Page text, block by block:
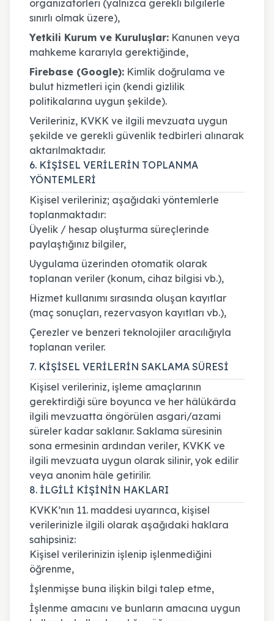
organizatörleri (yalnızca gerekli bilgilerle
sınırlı olmak üzere),
Yetkili Kurum ve Kuruluşlar: Kanunen veya
mahkeme kararıyla gerektiğinde,
Firebase (Google): Kimlik doğrulama ve
bulut hizmetleri için (kendi gizlilik
politikalarına uygun şekilde).
Verileriniz, KVKK ve ilgili mevzuata uygun
şekilde ve gerekli güvenlik tedbirleri alınarak
aktarılmaktadır.
6. KİŞİSEL VERİLERİN TOPLANMA
YÖNTEMLERİ
Kişisel verileriniz; aşağıdaki yöntemlerle
toplanmaktadır:
Üyelik / hesap oluşturma süreçlerinde
paylaştığınız bilgiler,
Uygulama üzerinden otomatik olarak
toplanan veriler (konum, cihaz bilgisi vb.),
Hizmet kullanımı sırasında oluşan kayıtlar
(maç sonuçları, rezervasyon kayıtları vb.),
Çerezler ve benzeri teknolojiler aracılığıyla
toplanan veriler.
7. KİŞİSEL VERİLERİN SAKLAMA SÜRESİ
Kişisel verileriniz, işleme amaçlarının
gerektirdiği süre boyunca ve her hâlükârda
ilgili mevzuatta öngörülen asgari/azami
süreler kadar saklanır. Saklama süresinin
sona ermesinin ardından veriler, KVKK ve
ilgili mevzuata uygun olarak silinir, yok edilir
veya anonim hâle getirilir.
8. İLGİLİ KİŞİNİN HAKLARI
KVKK’nın 11. maddesi uyarınca, kişisel
verilerinizle ilgili olarak aşağıdaki haklara
sahipsiniz:
Kişisel verilerinizin işlenip işlenmediğini
öğrenme,
İşlenmişse buna ilişkin bilgi talep etme,
İşlenme amacını ve bunların amacına uygun